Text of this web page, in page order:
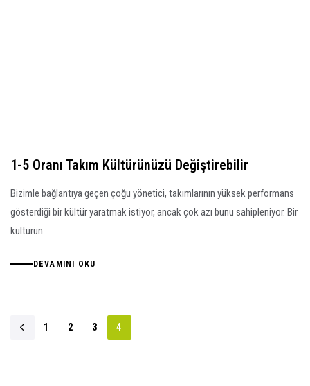
1-5 Oranı Takım Kültürünüzü Değiştirebilir
Bizimle bağlantıya geçen çoğu yönetici, takımlarının yüksek performans
gösterdiği bir kültür yaratmak istiyor, ancak çok azı bunu sahipleniyor. Bir
kültürün
DEVAMINI OKU
1 2 3 4